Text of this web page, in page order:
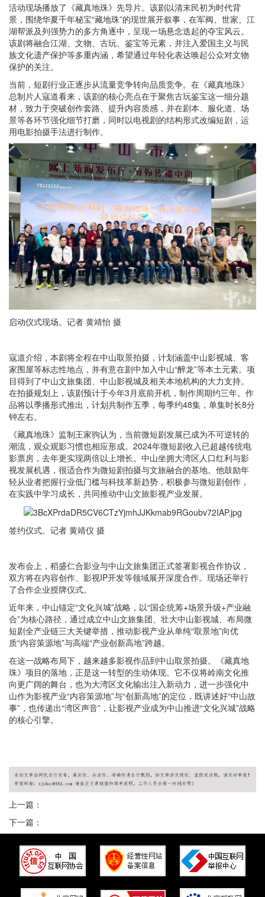
活动现场播放了《藏真地珠》先导片。该剧以清末民初为时代背
景，围绕华夏千年秘宝“藏地珠”的现世展开叙事，在军阀、世家、江
湖帮派及列强势力的多方角逐中，呈现一场悬念迭起的夺宝风云。
该剧将融合江湖、文物、古玩、鉴宝等元素，并注入爱国主义与民
族文化遗产保护等多重内涵，希望通过年轻化表达唤起公众对文物
保护的关注。
当前，短剧行业正逐步从流量竞争转向品质竞争。在《藏真地珠》
总制片人寇道看来，该剧的核心亮点在于聚焦古玩鉴宝这一细分题
材，致力于突破创作套路、提升内容质感，并在剧本、服化道、场
景等各环节强化细节打磨，同时以电视剧的结构形式改编短剧，运
用电影拍摄手法进行制作。
启动仪式现场。记者 黄靖怡 摄
寇道介绍，本剧将全程在中山取景拍摄，计划涵盖中山影视城、客
家围屋等标志性地点，并有意在剧中加入中山“醉龙”等本土元素。项
目得到了中山文旅集团、中山影视城及相关本地机构的大力支持。
在拍摄规划上，该剧预计于今年3月底前开机，制作周期约三年。作
品将以季播形式推出，计划共制作五季，每季约48集，单集时长8分
钟左右。
《藏真地珠》监制王家驹认为，当前微短剧发展已成为不可逆转的
潮流，观众观影习惯也相应形成。2024年微短剧收入已超越传统电
影票房，去年更实现两倍以上增长。中山坐拥大湾区人口红利与影
视发展机遇，很适合作为微短剧拍摄与文旅融合的基地。他鼓励年
轻从业者把握行业低门槛与科技革新趋势，积极参与微短剧创作，
在实践中学习成长，共同推动中山文旅影视产业发展。
签约仪式。记者 黄靖仪 摄
发布会上，稻盛仁合影业与中山文旅集团正式签署影视合作协议，
双方将在内容创作、影视IP开发等领域展开深度合作。现场还举行
了合作企业授牌仪式。
近年来，中山锚定“文化兴城”战略，以“国企统筹+场景升级+产业融
合”为核心路径，通过成立中山文旅集团、壮大中山影视城、布局微
短剧全产业链三大关键举措，推动影视产业从单纯“取景地”向优
质“内容策源地”与高端“产业创新高地”跨越。
在这一战略布局下，越来越多影视作品到中山取景拍摄。《藏真地
珠》项目的落地，正是这一转型的生动体现。它不仅将岭南文化推
向更广阔的舞台，也为大湾区文化输出注入新动力，进一步强化中
山作为影视产业“内容策源地”与“创新高地”的定位，既讲述好“中山故
事”，也传递出“湾区声音”，让影视产业成为中山推进“文化兴城”战略
的核心引擎。
上一篇：
下一篇：